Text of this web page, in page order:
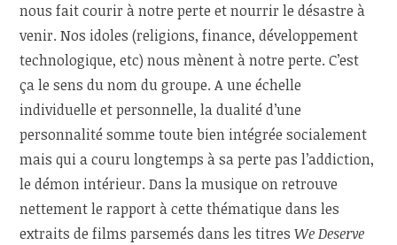
nous fait courir à notre perte et nourrir le désastre à
venir. Nos idoles (religions, finance, développement
technologique, etc) nous mènent à notre perte. C’est
ça le sens du nom du groupe. A une échelle
individuelle et personnelle, la dualité d’une
personnalité somme toute bien intégrée socialement
mais qui a couru longtemps à sa perte pas l’addiction,
le démon intérieur. Dans la musique on retrouve
nettement le rapport à cette thématique dans les
extraits de films parsemés dans les titresWe Deserve